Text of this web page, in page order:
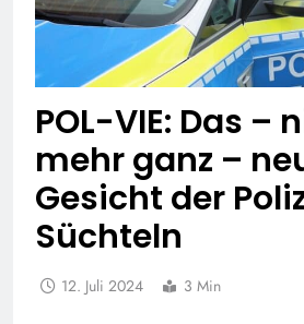
POL-VIE: Das –
mehr ganz –
Gesicht der
Süchteln
12. Juli 2024 3 Min